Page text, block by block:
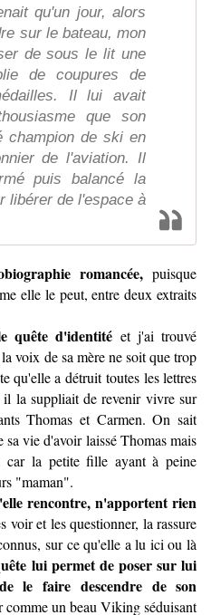
qu'un jour, alors
sur le bateau, mon
de sous le lit une
de coupures de
Il lui avait
que son
champion de ski en
de l'aviation. Il
puis balancé la
libérer de l'espace à
romancée, puisque
elle le peut, entre deux extraits
quête d'identité et j'ai trouvé
voix de sa mère ne soit que trop
qu'elle a détruit toutes les lettres
il la suppliait de revenir vivre sur
Thomas et Carmen. On sait
sa vie d'avoir laissé Thomas mais
car la petite fille ayant à peine
"maman".
rencontre, n'apportent rien
voir et les questionner, la rassure
sur ce qu'elle a lu ici ou là
lui permet de poser sur lui
le faire descendre de son
comme un beau Viking séduisant